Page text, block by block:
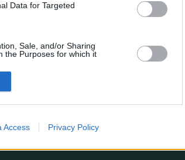
Data for Targeted
Sale, and/or Sharing
the Purposes for which it
Access Privacy Policy
Todos los horarios son UTC+02:00
Borrar cookies